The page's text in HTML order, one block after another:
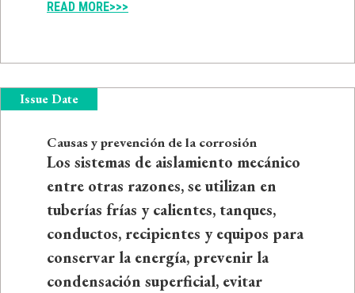
READ MORE>>>
Issue Date
Causas y prevención de la corrosión
Los sistemas de aislamiento mecánico
entre otras razones, se utilizan en
tuberías frías y calientes, tanques,
conductos, recipientes y equipos para
conservar la energía, prevenir la
condensación superficial, evitar